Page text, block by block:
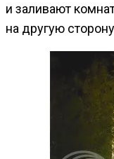
и заливают
на другую